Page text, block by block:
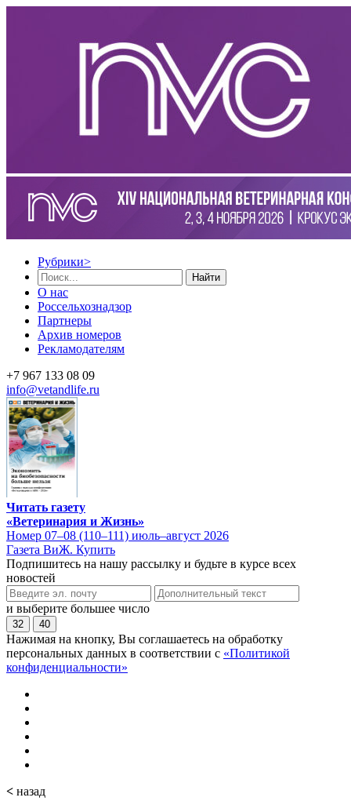
Рубрики>
Найти
О нас
Россельхознадзор
Партнеры
Архив номеров
Рекламодателям
+7 967 133 08 09
info@vetandlife.ru
Читать газету
«Ветеринария и Жизнь»
Номер 07–08 (110–111) июль–август 2026
Газета ВиЖ. Купить
Подпишитесь на нашу рассылку и будьте в курсе всех
новостей
и выберите большее число
32 40
Нажимая на кнопку, Вы соглашаетесь на обработку
персональных данных в соответствии с «Политикой
конфиденциальности»
< назад